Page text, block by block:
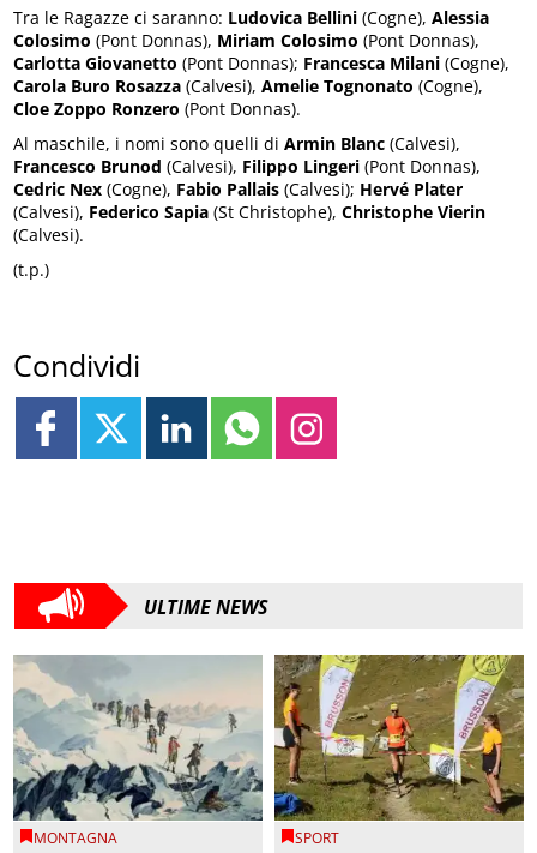
Tra le Ragazze ci saranno: Ludovica Bellini (Cogne),Alessia
Colosimo (Pont Donnas), Miriam Colosimo (Pont Donnas),
Carlotta Giovanetto (Pont Donnas); Francesca Milani (Cogne),
Carola Buro Rosazza (Calvesi),Amelie Tognonato (Cogne),
Cloe Zoppo Ronzero (Pont Donnas).
Al maschile, i nomi sono quelli diArmin Blanc (Calvesi),
Francesco Brunod (Calvesi), Filippo Lingeri (Pont Donnas),
Cedric Nex (Cogne), Fabio Pallais (Calvesi); Hervé Plater
(Calvesi), Federico Sapia (St Christophe),Christophe Vierin
(Calvesi).
(t.p.)
Condividi
ULTIME NEWS
MONTAGNA SPORT